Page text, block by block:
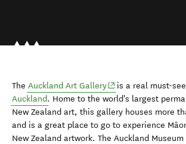
The Auckland Art Gallery(opens in new
is a real must-
Auckland. Home to the world's largest
New Zealand art, this gallery houses more
and is a great place to go to experience
New Zealand artwork. The Auckland